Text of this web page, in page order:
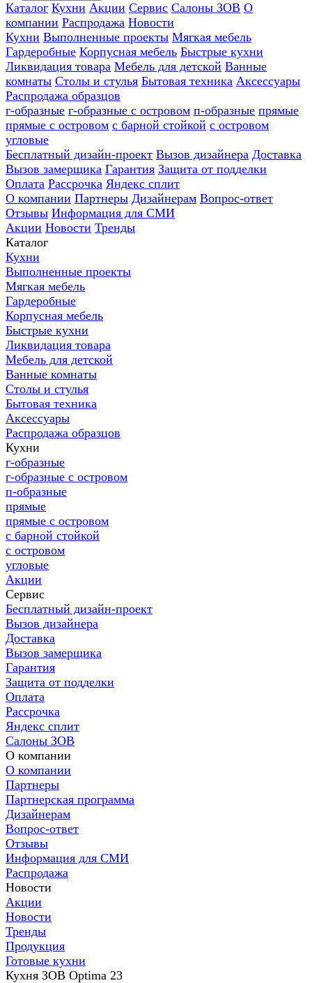
Каталог Кухни Акции Сервис Салоны ЗОВ О
компании Распродажа Новости
Кухни Выполненные проекты Мягкая мебель
Гардеробные Корпусная мебель Быстрые кухни
Ликвидация товара Мебель для детской Ванные
комнаты Столы и стулья Бытовая техника Аксессуары
Распродажа образцов
г-образные г-образные с островом п-образные прямые
прямые с островом с барной стойкой с островом
угловые
Бесплатный дизайн-проект Вызов дизайнера Доставка
Вызов замерщика Гарантия Защита от подделки
Оплата Рассрочка Яндекс сплит
О компании Партнеры Дизайнерам Вопрос-ответ
Отзывы Информация для СМИ
Акции Новости Тренды
Каталог
Кухни
Выполненные проекты
Мягкая мебель
Гардеробные
Корпусная мебель
Быстрые кухни
Ликвидация товара
Мебель для детской
Ванные комнаты
Столы и стулья
Бытовая техника
Аксессуары
Распродажа образцов
Кухни
г-образные
г-образные с островом
п-образные
прямые
прямые с островом
с барной стойкой
с островом
угловые
Акции
Сервис
Бесплатный дизайн-проект
Вызов дизайнера
Доставка
Вызов замерщика
Гарантия
Защита от подделки
Оплата
Рассрочка
Яндекс сплит
Салоны ЗОВ
О компании
О компании
Партнеры
Партнерская программа
Дизайнерам
Вопрос-ответ
Отзывы
Информация для СМИ
Распродажа
Новости
Акции
Новости
Тренды
Продукция
Готовые кухни
Кухня ЗОВ Optima 23